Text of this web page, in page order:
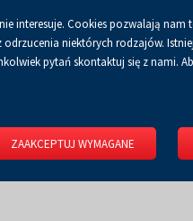
ZALOGUJ SIĘ
interesuje. Cookies pozwalają nam
niektórych rodzajów.
pytań skontaktuj się z nami.
ZAAKCEPTUJ WYMAGANE